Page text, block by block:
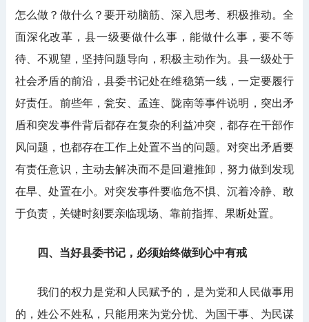
怎么做？做什么？要开动脑筋、深入思考、积极推动。全
面深化改革，县一级要做什么事，能做什么事，要不等
待、不观望，坚持问题导向，积极主动作为。县一级处于
社会矛盾的前沿，县委书记处在维稳第一线，一定要履行
好责任。前些年，瓮安、孟连、陇南等事件说明，突出矛
盾和突发事件背后都存在复杂的利益冲突，都存在干部作
风问题，也都存在工作上处置不当的问题。对突出矛盾要
有责任意识，主动去解决而不是回避推卸，努力做到发现
在早、处置在小。对突发事件要临危不惧、沉着冷静、敢
于负责，关键时刻要亲临现场、靠前指挥、果断处置。
四、当好县委书记，必须始终做到心中有戒
我们的权力是党和人民赋予的，是为党和人民做事用
的，姓公不姓私，只能用来为党分忧、为国干事、为民谋